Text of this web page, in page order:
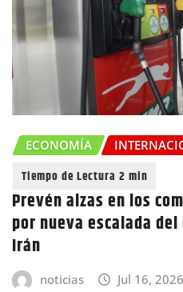
ECONOMÍA
Prevén alzas en los
por nueva escalada
Irán
noticias Jul 16, 2026